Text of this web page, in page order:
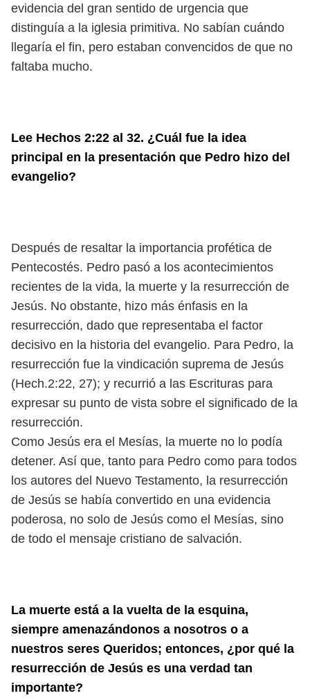
evidencia del gran sentido de urgencia que
distinguía a la iglesia primitiva. No sabían cuándo
llegaría el fin, pero estaban convencidos de que no
faltaba mucho.
Lee Hechos 2:22 al 32. ¿Cuál fue la idea
principal en la presentación que Pedro hizo del
evangelio?
Después de resaltar la importancia profética de
Pentecostés. Pedro pasó a los acontecimientos
recientes de la vida, la muerte y la resurrección de
Jesús. No obstante, hizo más énfasis en la
resurrección, dado que representaba el factor
decisivo en la historia del evangelio. Para Pedro, la
resurrección fue la vindicación suprema de Jesús
(Hech.2:22, 27); y recurrió a las Escrituras para
expresar su punto de vista sobre el significado de la
resurrección.
Como Jesús era el Mesías, la muerte no lo podía
detener. Así que, tanto para Pedro como para todos
los autores del Nuevo Testamento, la resurrección
de Jesús se había convertido en una evidencia
poderosa, no solo de Jesús como el Mesías, sino
de todo el mensaje cristiano de salvación.
La muerte está a la vuelta de la esquina,
siempre amenazándonos a nosotros o a
nuestros seres Queridos; entonces, ¿por qué la
resurrección de Jesús es una verdad tan
importante?